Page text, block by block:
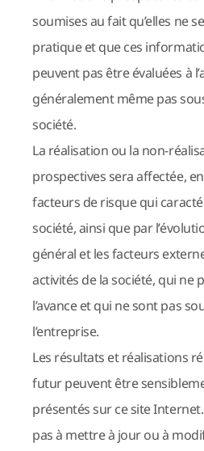
soumises au fait qu’elles ne
pratique et que ces
peuvent pas être évaluées à
généralement même pas
société.
La réalisation ou la non-
prospectives sera affectée,
facteurs de risque qui
société, ainsi que par
général et les facteurs
activités de la société, qui ne
l’avance et qui ne sont pas
l’entreprise.
Les résultats et réalisations
futur peuvent être
présentés sur ce site Internet.
pas à mettre à jour ou à